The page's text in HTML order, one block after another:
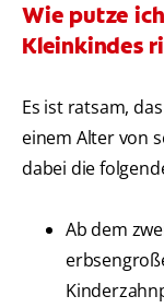
Wie putze
Kleinkindes
Es ist ratsam,
einem Alter von
dabei die
Ab dem